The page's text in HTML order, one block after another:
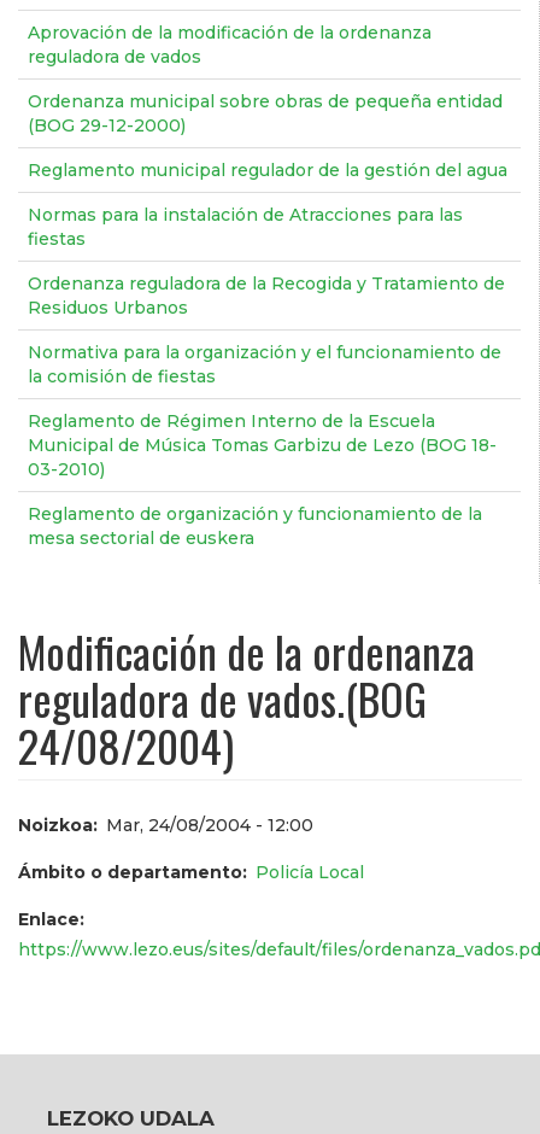
Aprovación de la modificación de la ordenanza
reguladora de vados
Ordenanza municipal sobre obras de pequeña entidad
(BOG 29-12-2000)
Reglamento municipal regulador de la gestión del agua
Normas para la instalación de Atracciones para las
fiestas
Ordenanza reguladora de la Recogida y Tratamiento de
Residuos Urbanos
Normativa para la organización y el funcionamiento de
la comisión de fiestas
Reglamento de Régimen Interno de la Escuela
Municipal de Música Tomas Garbizu de Lezo (BOG 18-
03-2010)
Reglamento de organización y funcionamiento de la
mesa sectorial de euskera
Modificación de la ordenanza
reguladora de vados.(BOG
24/08/2004)
Noizkoa Mar, 24/08/2004 - 12:00
Ámbito o departamento Policía Local
Enlace
https://www.lezo.eus/sites/default/files/
LEZOKO UDALA